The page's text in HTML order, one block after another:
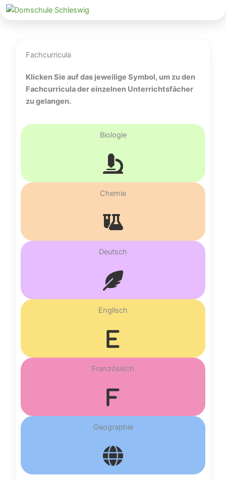
springenFachcurricula
Klicken Sie auf das jeweilige Symbol, um zu den
Fachcurricula der einzelnen Unterrichtsfächer
zu gelangen.
Biologie
Chemie
Deutsch
Englisch
Französisch
Geographie